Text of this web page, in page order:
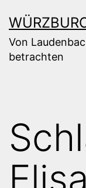
Inhalt
springen
Von
betrachten